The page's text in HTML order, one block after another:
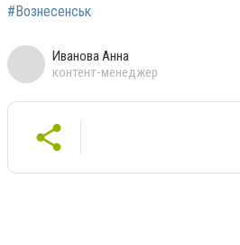
#Вознесенськ
Иванова Анна
контент-менеджер